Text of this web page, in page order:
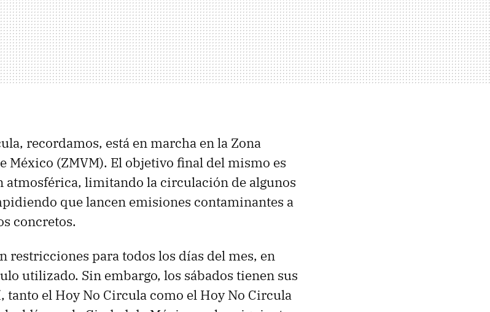
recordamos, está en marcha en la Zona
México (ZMVM). El objetivo final del mismo es
limitando la circulación de algunos
que lancen emisiones contaminantes a
concretos.
restricciones para todos los días del mes, en
utilizado. Sin embargo, los sábados tienen sus
el Hoy No Circula como el Hoy No Circula